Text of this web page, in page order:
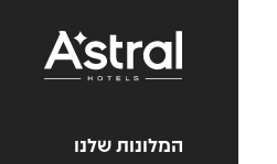
המלונות שלנו